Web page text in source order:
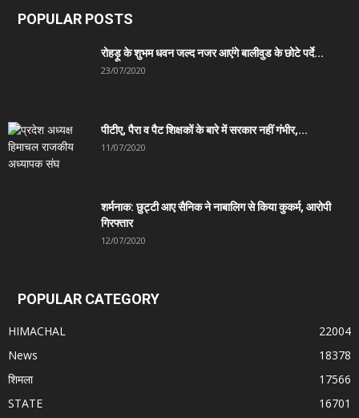
POPULAR POSTS
रोहड़ू के शुभम धवन जल्द नजर आएंगे बालीवुड के छोटे पर्दे...
23/07/2020
पीटीए, पैरा व पैट शिक्षकों के बारे में सरकार नहीं गंभीर,...
11/07/2020
शर्मनाक: छुट्टी आए सैनिक ने नाबालिग से किया कुकर्म, आरोपी
गिरफ्तार
12/07/2020
POPULAR CATEGORY
HIMACHAL
22004
News
18378
शिमला
17566
STATE
16701